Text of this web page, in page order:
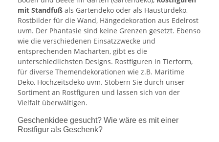
mit Standfuß als Gartendeko oder als Haustürdeko,
Rostbilder für die Wand, Hängedekoration aus Edelrost
uvm. Der Phantasie sind keine Grenzen gesetzt. Ebenso
wie die verschiedenen Einsatzzwecke und
entsprechenden Macharten, gibt es die
unterschiedlichsten Designs. Rostfiguren in Tierform,
für diverse Themendekorationen wie z.B. Maritime
Deko, Hochzeitsdeko uvm. Stöbern Sie durch unser
Sortiment an Rostfiguren und lassen sich von der
Vielfalt überwältigen.
Geschenkidee gesucht? Wie wäre es mit einer
Rostfigur als Geschenk?